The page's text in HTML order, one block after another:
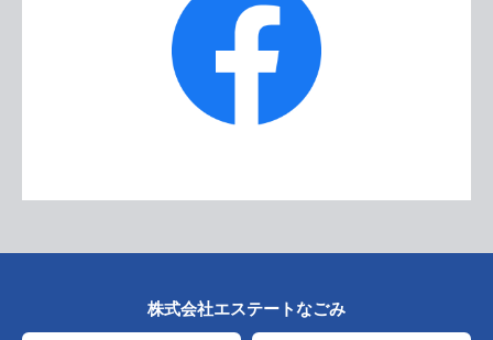
株式会社エステートなごみ